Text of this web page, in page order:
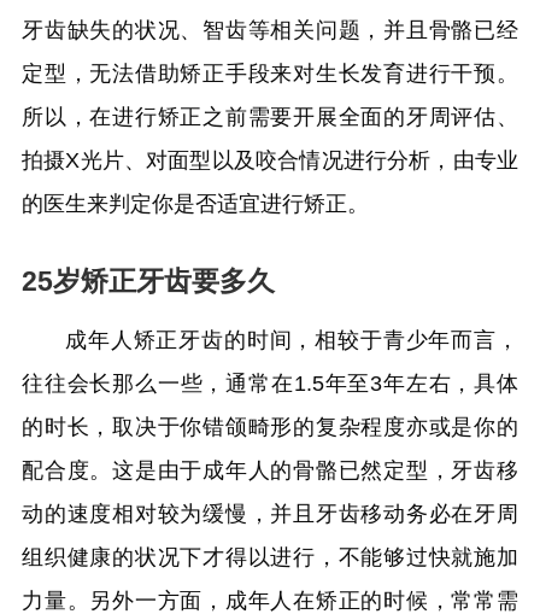
牙齿缺失的状况、智齿等相关问题，并且骨骼已经
定型，无法借助矫正手段来对生长发育进行干预。
所以，在进行矫正之前需要开展全面的牙周评估、
拍摄X光片、对面型以及咬合情况进行分析，由专业
的医生来判定你是否适宜进行矫正。
25岁矫正牙齿要多久
成年人矫正牙齿的时间，相较于青少年而言，
往往会长那么一些，通常在1.5年至3年左右，具体
的时长，取决于你错颌畸形的复杂程度亦或是你的
配合度。这是由于成年人的骨骼已然定型，牙齿移
动的速度相对较为缓慢，并且牙齿移动务必在牙周
组织健康的状况下才得以进行，不能够过快就施加
力量。另外一方面，成年人在矫正的时候，常常需